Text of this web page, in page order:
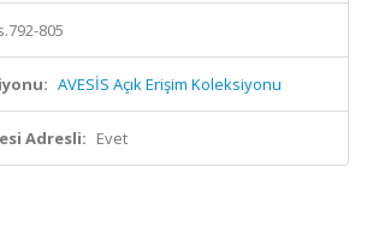
805
AVESİS Açık Erişim Koleksiyonu
Adresli: Evet